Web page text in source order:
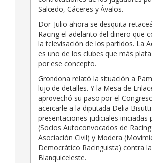
Salcedo, Cáceres y Ávalos.
Don Julio ahora se desquita
Racing el adelanto del dinero que
la televisación de los partidos. La
es uno de los clubes que más
por ese concepto.
Grondona relató la situación a
lujo de detalles. Y la Mesa de
aprovechó su paso por el
acercarle a la diputada Delia
presentaciones judiciales iniciadas
(Socios Autoconvocados de Racing
Asociación Civil) y Modera
Democrático Racinguista) contra la
Blanquiceleste.